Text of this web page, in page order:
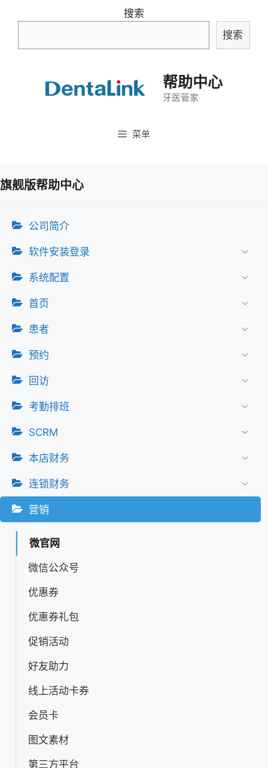
搜索
搜索
帮助中心
牙医管家
菜单
旗舰版帮助中心
公司简介
软件安装登录
系统配置
首页
患者
预约
回访
考勤排班
SCRM
本店财务
连锁财务
营销
微官网
微信公众号
优惠券
优惠券礼包
促销活动
好友助力
线上活动卡券
会员卡
图文素材
第三方平台